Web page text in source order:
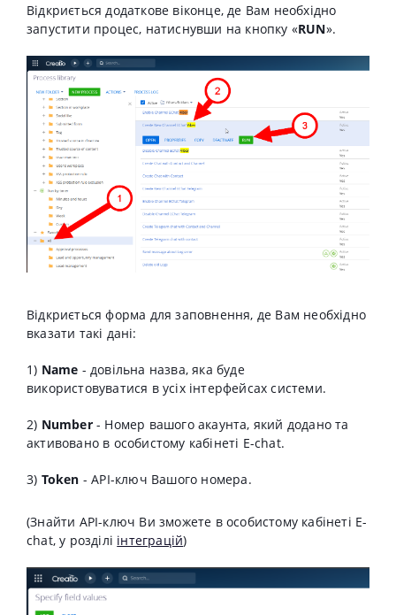
Відкриється додаткове віконце, де Вам необхідно
запустити процес, натиснувши на кнопку «RUN».
Відкриється форма для заповнення, де Вам необхідно
вказати такі дані:
1) Name - довільна назва, яка буде
використовуватися в усіх інтерфейсах системи.
2) Number- Номер вашого акаунта, який додано та
активовано в особистому кабінеті E-chat.
3) Token - API-ключ Вашого номера.
(Знайти API-ключ Ви зможете в особистому кабінеті E-
chat, у розділі інтеграцій)